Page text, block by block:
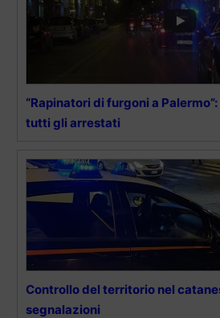
“Rapinatori di furgoni a
tutti gli arrestati
Controllo del territorio nel
segnalazioni